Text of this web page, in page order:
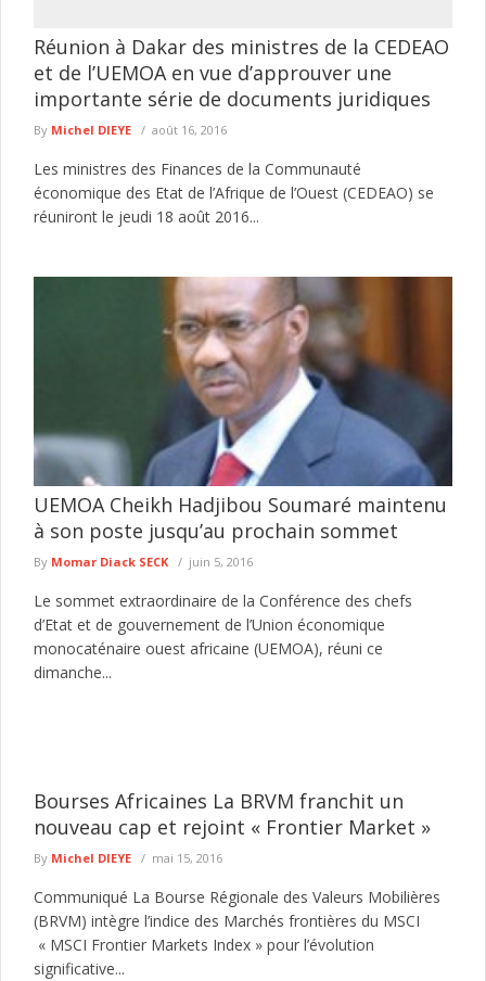
Réunion à Dakar des ministres de la CEDEAO
et de l’UEMOA en vue d’approuver une
importante série de documents juridiques
By Michel DIEYE août 16, 2016
Les ministres des Finances de la Communauté
économique des Etat de l’Afrique de l’Ouest (CEDEAO) se
réuniront le jeudi 18 août 2016...
UEMOA Cheikh Hadjibou Soumaré maintenu
à son poste jusqu’au prochain sommet
By Momar Diack SECK juin 5, 2016
Le sommet extraordinaire de la Conférence des chefs
d’Etat et de gouvernement de l’Union économique
monocaténaire ouest africaine (UEMOA), réuni ce
dimanche...
Bourses Africaines La BRVM franchit un
nouveau cap et rejoint « Frontier Market »
By Michel DIEYE mai 15, 2016
Communiqué La Bourse Régionale des Valeurs Mobilières
(BRVM) intègre l’indice des Marchés frontières du MSCI
« MSCI Frontier Markets Index » pour l’évolution
significative...